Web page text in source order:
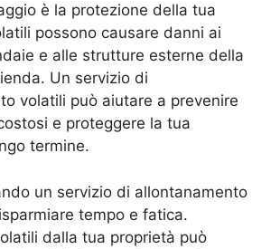
è la protezione della tua
possono causare danni ai
e alle strutture esterne della
Un servizio di
volatili può aiutare a prevenire
e proteggere la tua
termine.
un servizio di allontanamento
tempo e fatica.
dalla tua proprietà può